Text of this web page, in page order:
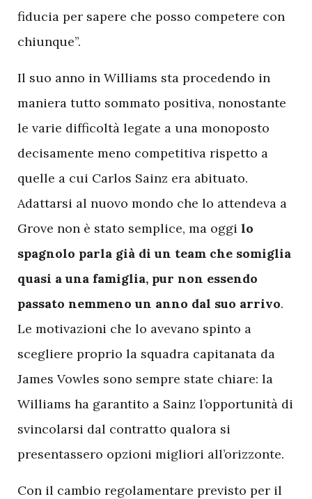
fiducia per sapere che posso competere con
chiunque”.
Il suo anno in Williams sta procedendo in
maniera tutto sommato positiva, nonostante
le varie difficoltà legate a una monoposto
decisamente meno competitiva rispetto a
quelle a cui Carlos Sainz era abituato.
Adattarsi al nuovo mondo che lo attendeva a
Grove non è stato semplice, ma oggi lo
spagnolo parla già di un team che somiglia
quasi a una famiglia, pur non essendo
passato nemmeno un anno dal suo arrivo.
Le motivazioni che lo avevano spinto a
scegliere proprio la squadra capitanata da
James Vowles sono sempre state chiare: la
Williams ha garantito a Sainz l’opportunità di
svincolarsi dal contratto qualora si
presentassero opzioni migliori all’orizzonte.
Con il cambio regolamentare previsto per il